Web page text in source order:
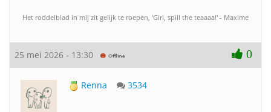
Het roddelblad in mij zit gelijk te roepen, 'Girl, spill the teaaaa!' - Maxime
25 mei 2026 - 13:30 0
Renna 3534